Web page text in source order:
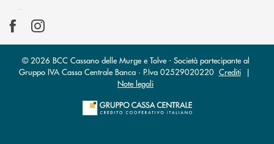
© 2026 BCC Cassano delle Murge e Tolve - Società partecipante al
Gruppo IVA Cassa Centrale Banca · P.Iva 02529020220 Crediti|
Note legali